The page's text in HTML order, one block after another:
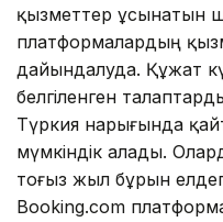
қызметтер ұсынатын
платформалардың
дайындалуда. Құжат
белгіленген
Түркия нарығында
мүмкіндік алады.
тоғыз жыл бұрын
Booking.com